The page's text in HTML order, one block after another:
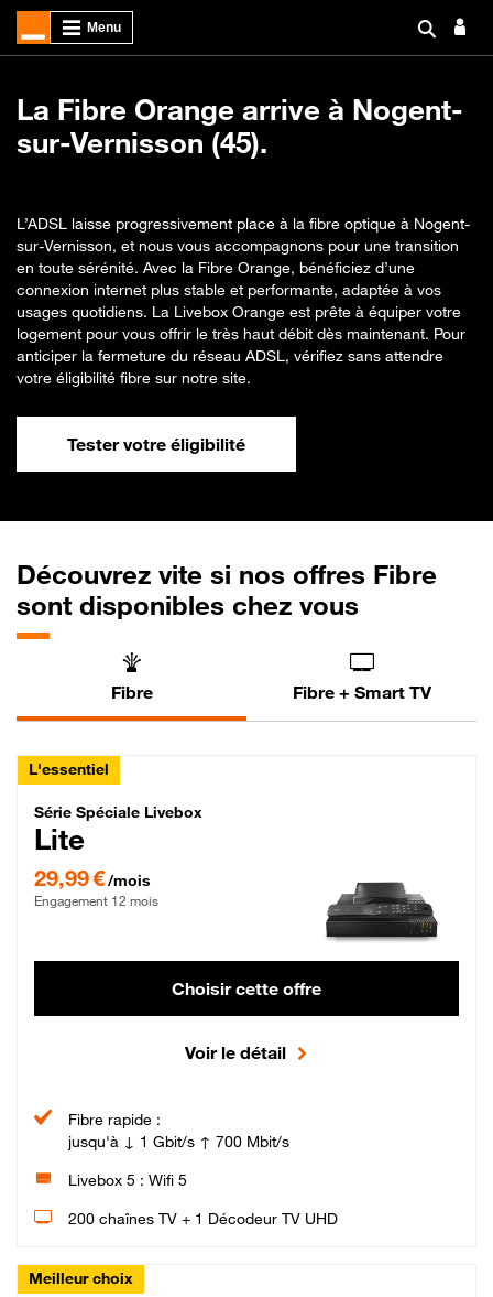
La Fibre Orange arrive à Nogent-
sur-Vernisson (45).
L’ADSL laisse progressivement place à la fibre optique à Nogent-
sur-Vernisson, et nous vous accompagnons pour une transition
en toute sérénité. Avec la Fibre Orange, bénéficiez d’une
connexion internet plus stable et performante, adaptée à vos
usages quotidiens. La Livebox Orange est prête à équiper votre
logement pour vous offrir le très haut débit dès maintenant. Pour
anticiper la fermeture du réseau ADSL, vérifiez sans attendre
votre éligibilité fibre sur notre site.
Tester votre éligibilité
Découvrez vite si nos offres Fibre
sont disponibles chez vous
Fibre Fibre + Smart TV
L'essentiel
Série Spéciale Livebox Lite Fibre
Série Spéciale Livebox
Lite
29,99 €/mois
Engagement 12 mois
Choisir cette offre
Voir le détail
Fibre rapide :
jusqu'à ↓ 1 Gbit/s ↑ 700 Mbit/s
Livebox 5 : Wifi 5
200 chaînes TV + 1 Décodeur TV UHD
Meilleur choix